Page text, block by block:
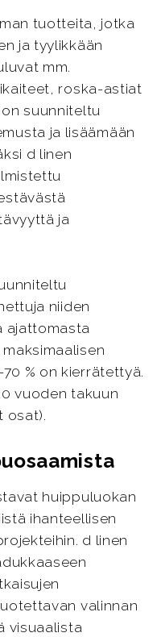
tuotteita, jotka
ja tyylikkään
mm.
roska-astiat
suunniteltu
ja lisäämään
d linen
ja
niiden
ajattomasta
% on kierrätettyä.
vuoden takuun
osat).
huippuluokan
ihanteellisen
d linen
valinnan
visuaalista